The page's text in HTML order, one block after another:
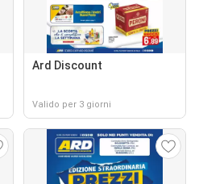
Ard Discount
Valido per 3 giorni